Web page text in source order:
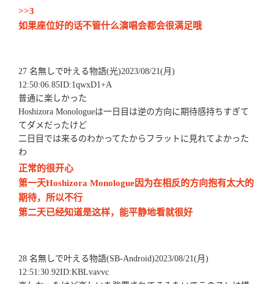
>>3
如果座位好的话不管什么演唱会都会很满足哦
27 名無しで叶える物語(光)2023/08/21(月)
12:50:06.85ID:1qwxD1+A
普通に楽しかった
Hoshizora Monologueは一日目は逆の方向に期待感持ちすぎて
てダメだったけど
二日目では来るのわかってたからフラットに見れてよかった
わ
正常的很开心
第一天Hoshizora Monologue因为在相反的方向抱有太大的
期待，所以不行
第二天已经知道是这样，能平静地看就很好
28 名無しで叶える物語(SB-Android)2023/08/21(月)
12:51:30.92ID:KBLvavvc